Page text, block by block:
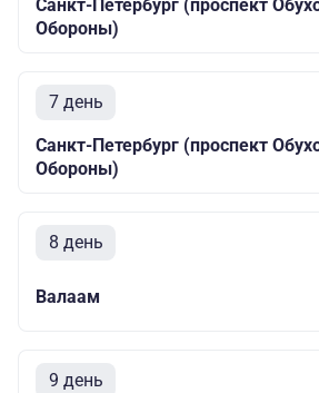
Санкт-Петербург (проспект
Обороны)
7 день
Санкт-Петербург (проспект
Обороны)
8 день
Валаам
9 день